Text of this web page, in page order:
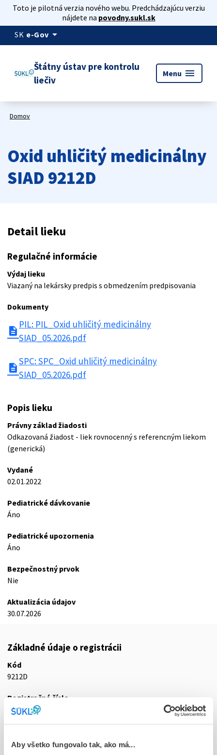
Aby všetko fungovalo tak, ako má...
Toto je pilotná verzia nového webu. Predchádzajúcu verziu
nájdete na povodny.sukl.sk
SK e-Gov arrow_drop_down
Štátny ústav pre kontrolu
liečiv
Menu menu
Domov
Oxid uhličitý medicinálny
SIAD 9212D
Detail lieku
Regulačné informácie
Výdaj lieku
Viazaný na lekársky predpis s obmedzením predpisovania
Dokumenty
description
PIL: PIL_Oxid uhličitý medicinálny
SIAD_05.2026.pdf
description
SPC: SPC_Oxid uhličitý medicinálny
SIAD_05.2026.pdf
Popis lieku
Právny základ žiadosti
Odkazovaná žiadost - liek rovnocenný s referencným liekom
(generická)
Vydané
02.01.2022
Pediatrické dávkovanie
Áno
Pediatrické upozornenia
Áno
Bezpečnostný prvok
Nie
Aktualizácia údajov
30.07.2026
Základné údaje o registrácii
Kód
9212D
Registračné číslo
87/0303/21-S
gas mlf 1x40 l (fľ.oceľová s štandard.ventil.)